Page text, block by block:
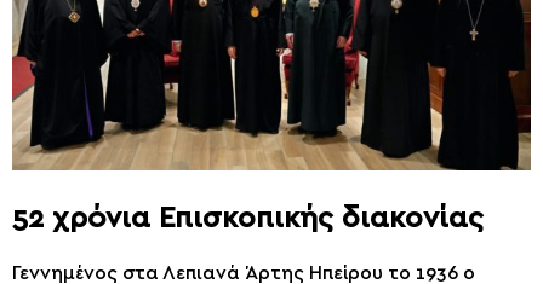
52 χρόνια Επισκοπικής διακονίας
Γεννημένος στα Λεπιανά Άρτης Ηπείρου το 1936 ο